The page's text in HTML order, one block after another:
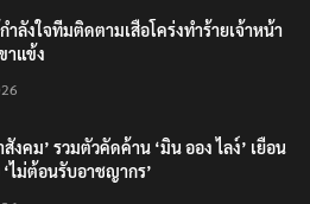
ำลังใจทีมติดตามเสือโคร่งทำร้ายเจ้าหน้า
งคม’ รวมตัวคัดค้าน ‘มิน ออง ไลง์’ เยือน